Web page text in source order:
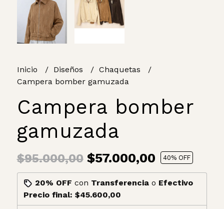
Inicio Diseños
Chaquetas
Campera bomber gamuzada
Campera bomber
gamuzada
$95.000,00$57.000,00 40% OFF
20% OFF con Transferenciao Efectivo
Precio final: $45.600,00